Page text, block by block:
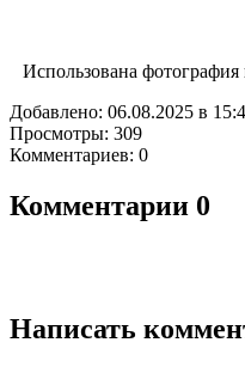
Использована
Добавлено: 06.08.2025 в
Просмотры: 309
Комментариев: 0
Комментарии 0
Написать